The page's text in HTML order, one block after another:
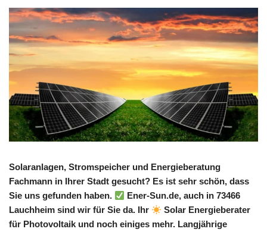
Solaranlagen, Stromspeicher und Energieberatung
Fachmann in Ihrer Stadt gesucht? Es ist sehr schön, dass
Sie uns gefunden haben.
Ener-Sun.de, auch in 73466
Lauchheim sind wir für Sie da. Ihr
Solar Energieberater
für Photovoltaik und noch einiges mehr. Langjährige